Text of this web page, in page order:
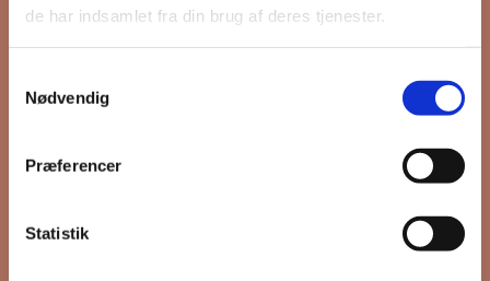
de har indsamlet fra din brug af deres tjenester.
Nødvendig
Præferencer
Statistik
VIP Åbent Hus, når vi sætter nye
boliger til salg og udlejning, så du